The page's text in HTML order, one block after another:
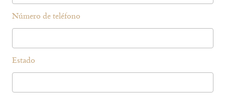
Número de teléfono
Estado